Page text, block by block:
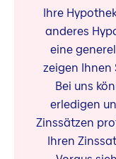
Ihre
anderes
eine
zeigen Ihnen
Bei uns
erledigen
Zinssätzen
Ihren